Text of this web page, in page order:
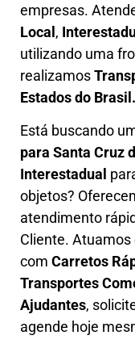
empresas.
Local,
utilizando uma
realizamos
Estados do Brasil.
Está buscando
para Santa Cruz
Interestadual
objetos?
atendimento
Cliente. Atuamos
com Carretos
Transportes
Ajudantes,
agende hoje